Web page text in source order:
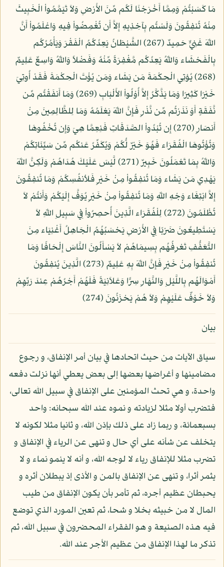
مَا كَسَبْتُمْ وَمِمَّا أَخْرَجْنَا لَكُم مِّنَ الأَرْضِ وَلاَ تَيَمَّمُواْ الْخَبِيثَ
مِنْهُ تُنفِقُونَ وَلَسْتُم بِآخِذِيهِ إِلاَّ أَن تُغْمِضُواْ فِيهِ وَاعْلَمُواْ أَنَّ
اللّهَ غَنِيٌّ حَمِيدٌ (267) الشَّيْطَانُ يَعِدُكُمُ الْفَقْرَ وَيَأْمُرُكُم
بِالْفَحْشَاء وَاللّهُ يَعِدُكُم مَّغْفِرَةً مِّنْهُ وَفَضْلاً وَاللّهُ وَاسِعٌ عَلِيمٌ
(268) يُؤتِي الْحِكْمَةَ مَن يَشَاء وَمَن يُؤْتَ الْحِكْمَةَ فَقَدْ أُوتِيَ
خَيْرًا كَثِيرًا وَمَا يَذَّكَّرُ إِلاَّ أُوْلُواْ الأَلْبَابِ (269) وَمَا أَنفَقْتُم مِّن
نَّفَقَةٍ أَوْ نَذَرْتُم مِّن نَّذْرٍ فَإِنَّ اللّهَ يَعْلَمُهُ وَمَا لِلظَّالِمِينَ مِنْ
أَنصَارٍ (270) إِن تُبْدُواْ الصَّدَقَاتِ فَنِعِمَّا هِيَ وَإِن تُخْفُوهَا
وَتُؤْتُوهَا الْفُقَرَاء فَهُوَ خَيْرٌ لُّكُمْ وَيُكَفِّرُ عَنكُم مِّن سَيِّئَاتِكُمْ
وَاللّهُ بِمَا تَعْمَلُونَ خَبِيرٌ (271) لَّيْسَ عَلَيْكَ هُدَاهُمْ وَلَكِنَّ اللّهَ
يَهْدِي مَن يَشَاء وَمَا تُنفِقُواْ مِنْ خَيْرٍ فَلأنفُسِكُمْ وَمَا تُنفِقُونَ
إِلاَّ ابْتِغَاء وَجْهِ اللّهِ وَمَا تُنفِقُواْ مِنْ خَيْرٍ يُوَفَّ إِلَيْكُمْ وَأَنتُمْ لاَ
تُظْلَمُونَ (272) لِلْفُقَرَاء الَّذِينَ أُحصِرُواْ فِي سَبِيلِ اللّهِ لاَ
يَسْتَطِيعُونَ ضَرْبًا فِي الأَرْضِ يَحْسَبُهُمُ الْجَاهِلُ أَغْنِيَاء مِنَ
التَّعَفُّفِ تَعْرِفُهُم بِسِيمَاهُمْ لاَ يَسْأَلُونَ النَّاسَ إِلْحَافًا وَمَا
تُنفِقُواْ مِنْ خَيْرٍ فَإِنَّ اللّهَ بِهِ عَلِيمٌ (273) الَّذِينَ يُنفِقُونَ
أَمْوَالَهُم بِاللَّيْلِ وَالنَّهَارِ سِرًّا وَعَلاَنِيَةً فَلَهُمْ أَجْرُهُمْ عِندَ رَبِّهِمْ
وَلاَ خَوْفٌ عَلَيْهِمْ وَلاَ هُمْ يَحْزَنُونَ (274)
بيان
سياق الآيات من حيث اتحادها في بيان أمر الإنفاق، و رجوع
مضامينها و أغراضها بعضها إلى بعض يعطي أنها نزلت دفعه
واحدة، و هي تحث المؤمنين على الإنفاق في سبيل الله تعالى،
فتضرب أولا مثلا لزيادته و نموه عند الله سبحانه: واحد
بسبعمائة، و ربما زاد على ذلك بإذن الله، و ثانيا مثلا لكونه لا
يتخلف عن شأنه على أي حال و تنهى عن الرياء في الإنفاق و
تضرب مثلا للإنفاق رياء لا لوجه الله، و أنه لا ينمو نماء و لا
يثمر أثرا، و تنهى عن الإنفاق بالمن و الأذى إذ يبطلان أثره و
يحبطان عظيم أجره، ثم تأمر بأن يكون الإنفاق من طيب
المال لا من خبيثه بخلا و شحا، ثم تعين المورد الذي توضع
فيه هذه الصنيعة و هو الفقراء المحضرون في سبيل الله، ثم
تذكر ما لهذا الإنفاق من عظيم الأجر عند الله.